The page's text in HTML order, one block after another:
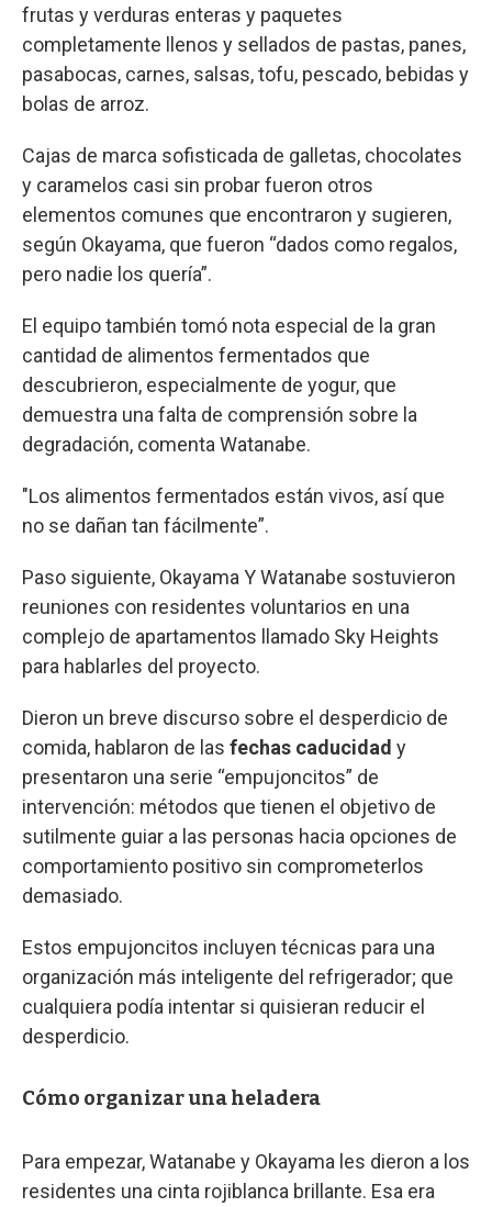
frutas y verduras enteras y paquetes
completamente llenos y sellados de pastas, panes,
pasabocas, carnes, salsas, tofu, pescado, bebidas y
bolas de arroz.
Cajas de marca sofisticada de galletas, chocolates
y caramelos casi sin probar fueron otros
elementos comunes que encontraron y sugieren,
según Okayama, que fueron “dados como regalos,
pero nadie los quería”.
El equipo también tomó nota especial de la gran
cantidad de alimentos fermentados que
descubrieron, especialmente de yogur, que
demuestra una falta de comprensión sobre la
degradación, comenta Watanabe.
"Los alimentos fermentados están vivos, así que
no se dañan tan fácilmente”.
Paso siguiente, Okayama Y Watanabe sostuvieron
reuniones con residentes voluntarios en una
complejo de apartamentos llamado Sky Heights
para hablarles del proyecto.
Dieron un breve discurso sobre el desperdicio de
comida, hablaron de las fechas caducidad y
presentaron una serie “empujoncitos” de
intervención: métodos que tienen el objetivo de
sutilmente guiar a las personas hacia opciones de
comportamiento positivo sin comprometerlos
demasiado.
Estos empujoncitos incluyen técnicas para una
organización más inteligente del refrigerador; que
cualquiera podía intentar si quisieran reducir el
desperdicio.
Cómo organizar una heladera
Para empezar, Watanabe y Okayama les dieron a los
residentes una cinta rojiblanca brillante. Esa era